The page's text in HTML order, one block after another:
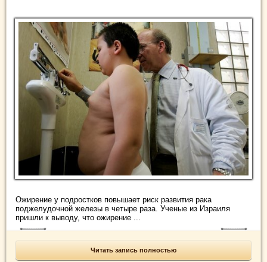
Ожирение у подростков повышает риск развития рака
поджелудочной железы в четыре раза. Ученые из Израиля
пришли к выводу, что ожирение ...
Читать запись полностью